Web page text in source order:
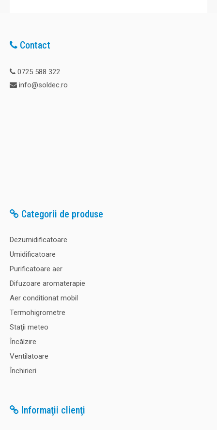
Contact
0725 588 322
info@soldec.ro
Categorii de produse
Dezumidificatoare
Umidificatoare
Purificatoare aer
Difuzoare aromaterapie
Aer conditionat mobil
Termohigrometre
Staţii meteo
Încălzire
Ventilatoare
Închirieri
Informaţii clienţi